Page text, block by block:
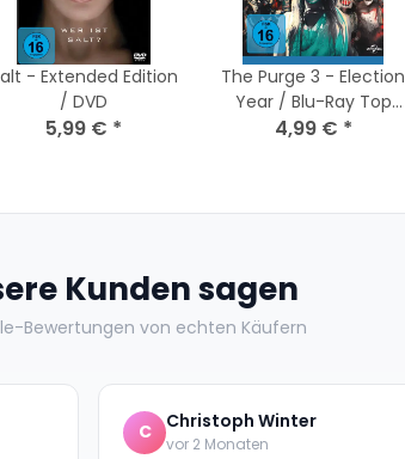
- Extended Edition
/ DVD
5,99 € *
The Purge 3 - Election
Year / Blu-Ray Top
Zustand
4,99 € *
Kunden sagen
Bewertungen von echten Käufern
C Christoph Winter
vor 2 Monaten